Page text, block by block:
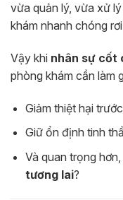
vừa quản lý, vừa xử
khám nhanh chóng
Vậy khi nhân sự cốt
phòng khám cần làm
Giảm thiệt hại
Giữ ổn định tinh
Và quan trọng hơn,
tương lai?